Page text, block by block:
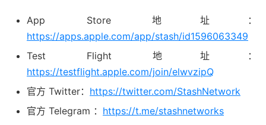
App Store 地址：
https://apps.apple.com/app/stash/id1596063349
Test Flight 地址：
https://testflight.apple.com/join/elwvzipQ
官方 Twitter： https://twitter.com/StashNetwork
官方 Telegram ： https://t.me/stashnetworks